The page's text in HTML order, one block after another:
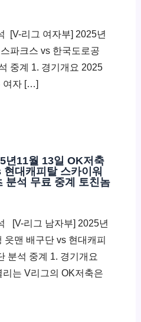
[V-리그 여자부] 2025년
파크스 vs 한국도로공
중계 1. 경기개요 2025
여자 […]
년11월 13일 OK저축
대캐피탈 스카이워
분석 무료 중계 토친놈
[V-리그 남자부] 2025년
읏맨 배구단 vs 현대캐피
분석 중계 1. 경기개요
는 V리그의 OK저축은